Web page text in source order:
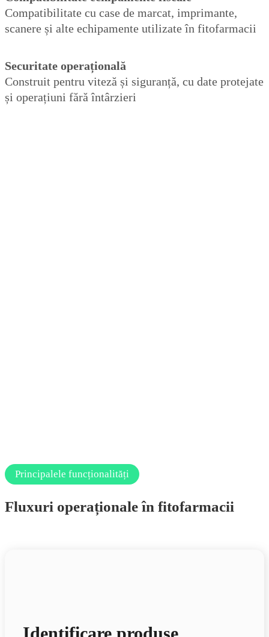
Compatibilitate cu case de marcat, imprimante,
scanere și alte echipamente utilizate în fitofarmacii
Securitate operațională
Construit pentru viteză și siguranță, cu date protejate
și operațiuni fără întârzieri
Principalele funcționalități
Fluxuri operaționale în fitofarmacii